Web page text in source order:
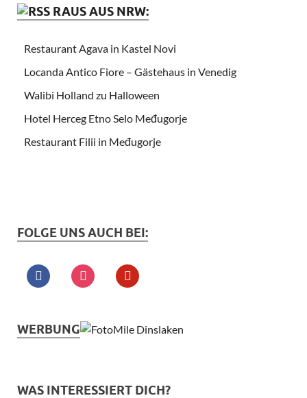
RAUS AUS NRW:
Restaurant Agava in Kastel Novi
Locanda Antico Fiore – Gästehaus in Venedig
Walibi Holland zu Halloween
Hotel Herceg Etno Selo Međugorje
Restaurant Filii in Međugorje
FOLGE UNS AUCH BEI:
WERBUNG
WAS INTERESSIERT DICH?